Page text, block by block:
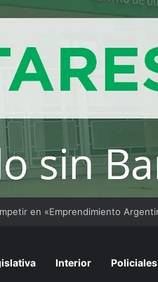
Interior Policiales